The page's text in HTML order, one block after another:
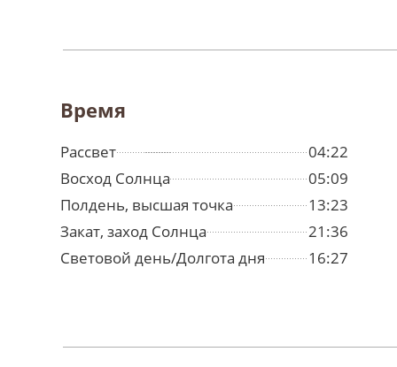
Время
Рассвет
04:22
Восход Солнца
05:09
Полдень, высшая точка
13:23
Закат, заход Солнца
21:36
Световой день/Долгота дня
16:27